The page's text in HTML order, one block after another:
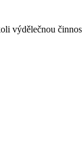
výdělečnou